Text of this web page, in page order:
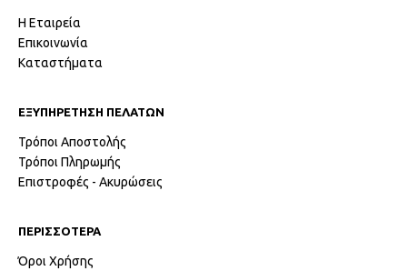
Η Εταιρεία
Επικοινωνία
Καταστήματα
ΕΞΥΠΗΡΕΤΗΣΗ ΠΕΛΑΤΩΝ
Τρόποι Αποστολής
Τρόποι Πληρωμής
Επιστροφές - Ακυρώσεις
ΠΕΡΙΣΣΟΤΕΡΑ
Όροι Χρήσης